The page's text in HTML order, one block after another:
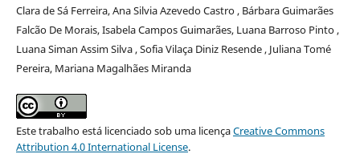
Clara de Sá Ferreira, Ana Silvia Azevedo Castro , Bárbara Guimarães
Falcão De Morais, Isabela Campos Guimarães, Luana Barroso Pinto ,
Luana Siman Assim Silva , Sofia Vilaça Diniz Resende , Juliana Tomé
Pereira, Mariana Magalhães Miranda
Este trabalho está licenciado sob uma licençaCreative Commons
Attribution 4.0 International License.